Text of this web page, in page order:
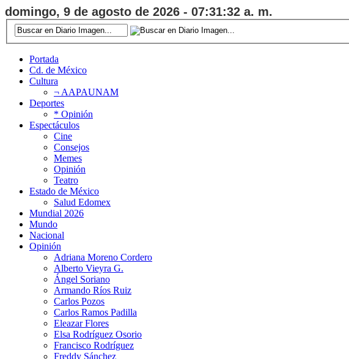
domingo, 9 de agosto de 2026 - 07:31:32 a. m.
Portada
Cd. de México
Cultura
¬ AAPAUNAM
Deportes
* Opinión
Espectáculos
Cine
Consejos
Memes
Opinión
Teatro
Estado de México
Salud Edomex
Mundial 2026
Mundo
Nacional
Opinión
Adriana Moreno Cordero
Alberto Vieyra G.
Ángel Soriano
Armando Ríos Ruiz
Carlos Pozos
Carlos Ramos Padilla
Eleazar Flores
Elsa Rodríguez Osorio
Francisco Rodríguez
Freddy Sánchez